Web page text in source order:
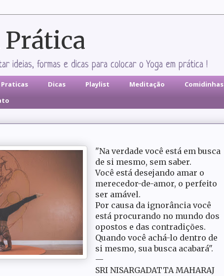
Prática
ideias, formas e dicas para colocar o Yoga em prática !
Praticas Dicas Playlist Meditação Comidinhas
"Na verdade você está em busca
de si mesmo, sem saber.
Você está desejando amar o
merecedor-de-amor, o perfeito
ser amável.
Por causa da ignorância você
está procurando no mundo dos
opostos e das contradições.
Quando você achá-lo dentro de
si mesmo, sua busca acabará".
—
SRI NISARGADATTA MAHARAJ